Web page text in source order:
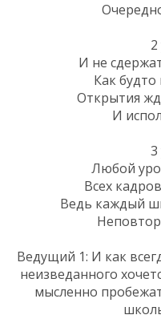
И не
Как будто
Открытия
И
3
Любой
Всех
Ведь каждый
Ведущий 1: И как
неизведанного
мысленно